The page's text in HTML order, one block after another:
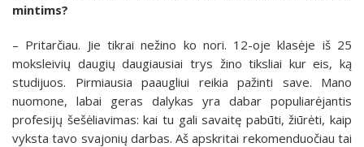
mintims?
– Pritarčiau. Jie tikrai nežino ko nori. 12-oje klasėje iš 25
moksleivių daugių daugiausiai trys žino tiksliai kur eis, ką
studijuos. Pirmiausia paaugliui reikia pažinti save. Mano
nuomone, labai geras dalykas yra dabar populiarėjantis
profesijų šešėliavimas: kai tu gali savaitę pabūti, žiūrėti, kaip
vyksta tavo svajonių darbas. Aš apskritai rekomenduočiau tai